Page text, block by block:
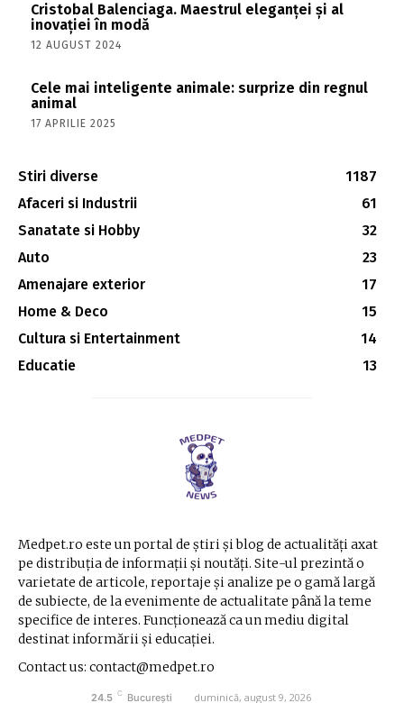
Cristobal Balenciaga. Maestrul eleganței și al
inovației în modă
12 AUGUST 2024
Cele mai inteligente animale: surprize din regnul
animal
17 APRILIE 2025
Stiri diverse
1187
Afaceri si Industrii
61
Sanatate si Hobby
32
Auto
23
Amenajare exterior
17
Home & Deco
15
Cultura si Entertainment
14
Educatie
13
Medpet.ro este un portal de știri și blog de actualități axat
pe distribuția de informații și noutăți. Site-ul prezintă o
varietate de articole, reportaje și analize pe o gamă largă
de subiecte, de la evenimente de actualitate până la teme
specifice de interes. Funcționează ca un mediu digital
destinat informării și educației.
Contact us: contact@medpet.ro
24.5 C București duminică, august 9, 2026